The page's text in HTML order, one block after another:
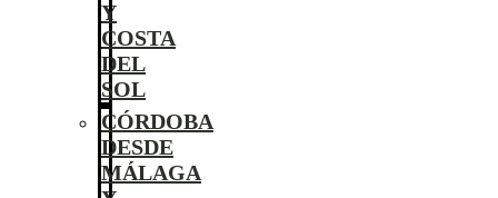
Y
COSTA
DEL
SOL
CÓRDOBA
DESDE
MÁLAGA